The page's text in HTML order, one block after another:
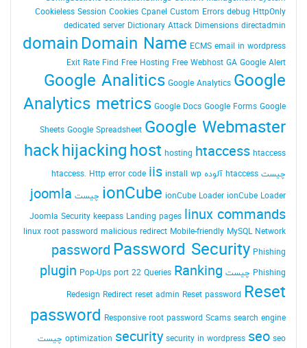
Cookieless Session Cookies Cpanel Custom Errors debug HttpOnly
dedicated server Dictionary Attack Dimensions directadmin
domain Domain Name ECMS email in wordpress
Exit Rate Find Free Hosting Free Webhost GA Google Alert
Google Analitics Google Analytics Google
Analytics metrics Google Docs Google Forms Google
Sheets Google Spreadsheet Google Webmaster
hackhijackinghost hosting htaccess htaccess
چیست htaccess آلوده htaccess. Http error code iis install wp
ionCube ionCube Loader ionCube Loader چیست joomla
Joomla Security keepass Landing pages linux commands
linux root password malicious redirect Mobile-friendly MySQL Network
password Password Security Phishing
Phishing چیست
plugin Pop-Ups port 22 Queries Ranking
Redesign Redirect reset admin Reset password Reset
password Responsive root password Scams search engine
optimization security security in wordpress seo seo چیست